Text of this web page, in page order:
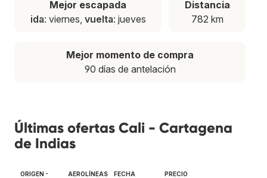
Mejor escapada
ida: viernes, vuelta: jueves
Distancia
782 km
Mejor momento de compra
90 días de antelación
Últimas ofertas Cali - Cartagena
de Indias
ORIGEN -
AEROLÍNEAS FECHA PRECIO